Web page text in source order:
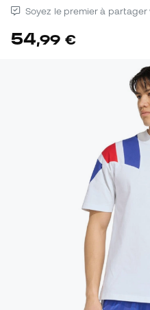
Soyez le premier à partager
54,99 €